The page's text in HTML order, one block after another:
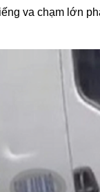
va chạm lớn